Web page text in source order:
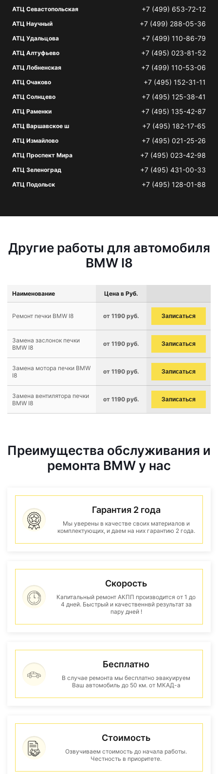
АТЦ Севастопольская +7 (499) 653-72-12
АТЦ Научный +7 (499) 288-05-36
АТЦ Удальцова +7 (499) 110-86-79
АТЦ Алтуфьево +7 (495) 023-81-52
АТЦ Лобненская +7 (499) 110-53-06
АТЦ Очаково +7 (495) 152-31-11
АТЦ Солнцево +7 (495) 125-38-41
АТЦ Раменки +7 (495) 135-42-87
АТЦ Варшавское ш +7 (495) 182-17-65
АТЦ Измайлово +7 (495) 021-25-26
АТЦ Проспект Мира +7 (495) 023-42-98
АТЦ Зеленоград +7 (495) 431-00-33
АТЦ Подольск +7 (495) 128-01-88
Другие работы для автомобиля
BMW I8
Наименование Цена в Руб.
Ремонт печки BMW I8 от 1190 руб. Записаться
Замена заслонок печки
BMW I8
от 1190 руб. Записаться
Замена мотора печки BMW
I8
от 1190 руб. Записаться
Замена вентилятора печки
BMW I8
от 1190 руб. Записаться
Преимущества обслуживания и
ремонта BMW у нас
Гарантия 2 года
Мы уверены в качестве своих материалов и
комплектующих, и даем на них гарантию 2 года.
Скорость
Капитальный ремонт АКПП производится от 1 до
4 дней. Быстрый и качественнвй результат за
пару дней !
Бесплатно
В случае ремонта мы бесплатно эвакуируем
Ваш автомобиль до 50 км. от МКАД-а
Стоимость
Озвучиваем стоимость до начала работы.
Честность в приоритете.